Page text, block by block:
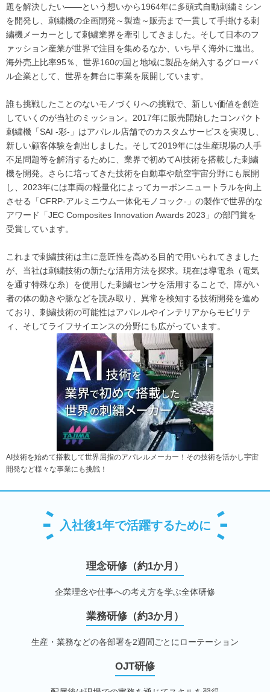
題を解決したい――という想いから1964年に多頭式自動刺繍ミシン
を開発し、刺繍機の企画開発～製造～販売まで一貫して手掛ける刺
繍機メーカーとして刺繍業界を牽引してきました。そして日本のフ
ァッション産業が世界で注目を集めるなか、いち早く海外に進出。
海外売上比率95％、世界160の国と地域に製品を納入するグローバ
ル企業として、世界を舞台に事業を展開しています。
誰も挑戦したことのないモノづくりへの挑戦で、新しい価値を創造
していくのが当社のミッション。2017年に販売開始したコンパクト
刺繍機「SAI -彩-」はアパレル店舗でのカスタムサービスを実現し、
新しい顧客体験を創出しました。そして2019年には生産現場の人手
不足問題等を解消するために、業界で初めてAI技術を搭載した刺繍
機を開発。さらに培ってきた技術を自動車や航空宇宙分野にも展開
し、2023年には車両の軽量化によってカーボンニュートラルを向上
させる「CFRP-アルミニウム一体化モノコック-」の製作で世界的な
アワード「JEC Composites Innovation Awards 2023」の部門賞を
受賞しています。
これまで刺繍技術は主に意匠性を高める目的で用いられてきました
が、当社は刺繍技術の新たな活用方法を探求。現在は導電糸（電気
を通す特殊な糸）を使用した刺繍センサを活用することで、障がい
者の体の動きや脈などを読み取り、異常を検知する技術開発を進め
ており、刺繍技術の可能性はアパレルやインテリアからモビリテ
ィ、そしてライフサイエンスの分野にも広がっています。
AI技術を始めて搭載して世界屈指のアパレルメーカー！その技術を活かし宇宙
開発など様々な事業にも挑戦！
入社後1年で活躍するために
理念研修（約1か月）
企業理念や仕事への考え方を学ぶ全体研修
業務研修（約3か月）
生産・業務などの各部署を2週間ごとにローテーション
OJT研修